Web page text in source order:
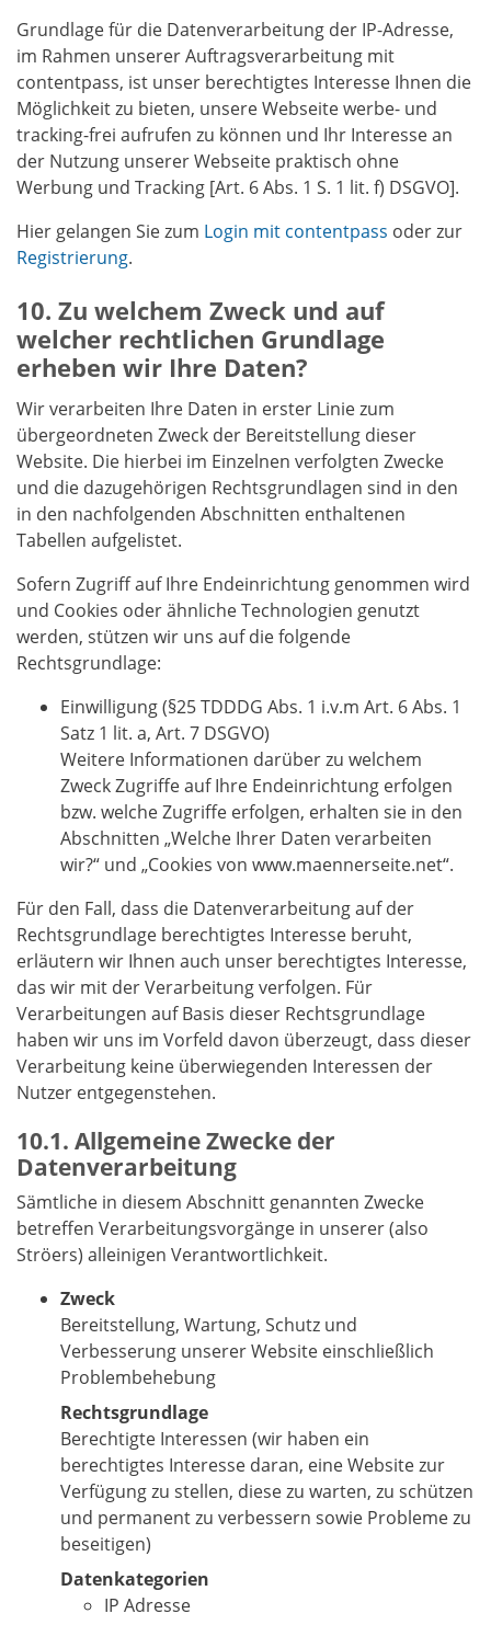
Grundlage für die Datenverarbeitung der IP-Adresse,
im Rahmen unserer Auftragsverarbeitung mit
contentpass, ist unser berechtigtes Interesse Ihnen die
Möglichkeit zu bieten, unsere Webseite werbe- und
tracking-frei aufrufen zu können und Ihr Interesse an
der Nutzung unserer Webseite praktisch ohne
Werbung und Tracking [Art. 6 Abs. 1 S. 1 lit. f) DSGVO].
Hier gelangen Sie zum Login mit contentpass oder zur
Registrierung.
Zu welchem Zweck und auf
welcher rechtlichen Grundlage
erheben wir Ihre Daten?
Wir verarbeiten Ihre Daten in erster Linie zum
übergeordneten Zweck der Bereitstellung dieser
Website. Die hierbei im Einzelnen verfolgten Zwecke
und die dazugehörigen Rechtsgrundlagen sind in den
in den nachfolgenden Abschnitten enthaltenen
Tabellen aufgelistet.
Sofern Zugriff auf Ihre Endeinrichtung genommen wird
und Cookies oder ähnliche Technologien genutzt
werden, stützen wir uns auf die folgende
Rechtsgrundlage:
Einwilligung (§25 TDDDG Abs. 1 i.v.m Art. 6 Abs. 1
Satz 1 lit. a, Art. 7 DSGVO)
Weitere Informationen darüber zu welchem
Zweck Zugriffe auf Ihre Endeinrichtung erfolgen
bzw. welche Zugriffe erfolgen, erhalten sie in den
Abschnitten „Welche Ihrer Daten verarbeiten
wir?“ und „Cookies von www.maennerseite.net“.
Für den Fall, dass die Datenverarbeitung auf der
Rechtsgrundlage berechtigtes Interesse beruht,
erläutern wir Ihnen auch unser berechtigtes Interesse,
das wir mit der Verarbeitung verfolgen. Für
Verarbeitungen auf Basis dieser Rechtsgrundlage
haben wir uns im Vorfeld davon überzeugt, dass dieser
Verarbeitung keine überwiegenden Interessen der
Nutzer entgegenstehen.
Allgemeine Zwecke der
Datenverarbeitung
Sämtliche in diesem Abschnitt genannten Zwecke
betreffen Verarbeitungsvorgänge in unserer (also
Ströers) alleinigen Verantwortlichkeit.
Zweck
Bereitstellung, Wartung, Schutz und
Verbesserung unserer Website einschließlich
Problembehebung
Rechtsgrundlage
Berechtigte Interessen (wir haben ein
berechtigtes Interesse daran, eine Website zur
Verfügung zu stellen, diese zu warten, zu schützen
und permanent zu verbessern sowie Probleme zu
beseitigen)
Datenkategorien
IP Adresse